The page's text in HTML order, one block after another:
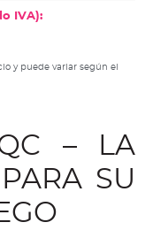
IVA):
y puede variar según el
– LA
SU